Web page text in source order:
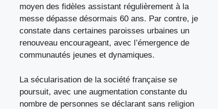
moyen des fidèles assistant régulièrement à la
messe dépasse désormais 60 ans. Par contre, je
constate dans certaines paroisses urbaines un
renouveau encourageant, avec l’émergence de
communautés jeunes et dynamiques.
La sécularisation de la société française se
poursuit, avec une augmentation constante du
nombre de personnes se déclarant sans religion